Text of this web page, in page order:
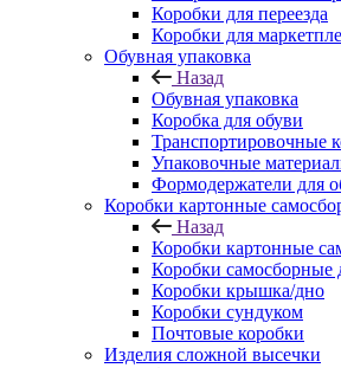
Коробки для переезда
Коробки для
Обувная упаковка
Назад
Обувная упаковка
Коробка для обуви
Транспортировочные
Упаковочные
Формодержатели для
Коробки картонные
Назад
Коробки картонные
Коробки самосборные
Коробки крышка/дно
Коробки сундуком
Почтовые коробки
Изделия сложной высечки